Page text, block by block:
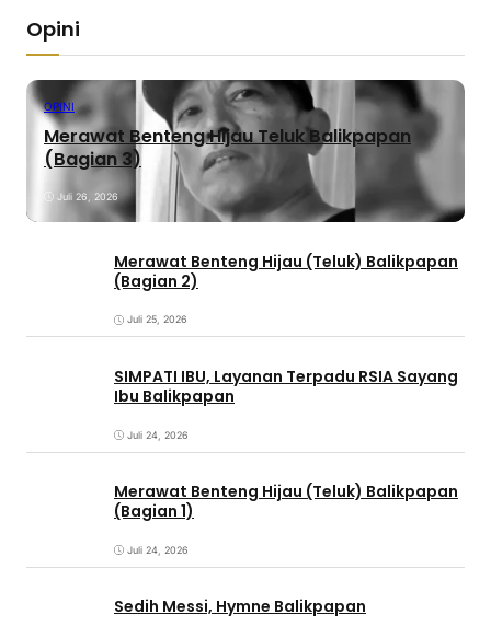
Opini
OPINI
Merawat Benteng Hijau Teluk Balikpapan
(Bagian 3)
Juli 26, 2026
Merawat Benteng Hijau (Teluk) Balikpapan
(Bagian 2)
Juli 25, 2026
SIMPATI IBU, Layanan Terpadu RSIA Sayang
Ibu Balikpapan
Juli 24, 2026
Merawat Benteng Hijau (Teluk) Balikpapan
(Bagian 1)
Juli 24, 2026
Sedih Messi, Hymne Balikpapan